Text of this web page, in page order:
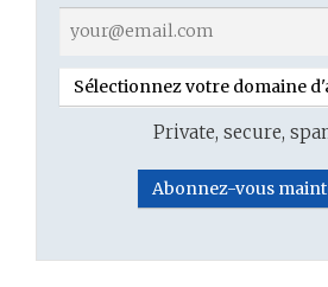
Sélectionnez votre domaine
Private, secure,